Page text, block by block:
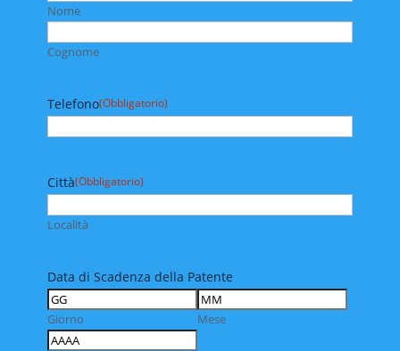
Nome
Cognome
Telefono(Obbligatorio)
Città(Obbligatorio)
Località
Data di Scadenza della Patente
Giorno Mese